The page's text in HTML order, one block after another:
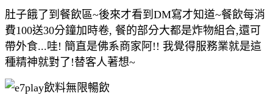
肚子餓了到餐飲區~後來才看到DM寫才知道~餐飲每消
費100送30分鐘加時卷, 餐的部分大都是炸物組合,還可
帶外食...哇! 簡直是佛系商家阿!! 我覺得服務業就是這
種精神就對了!替客人著想~